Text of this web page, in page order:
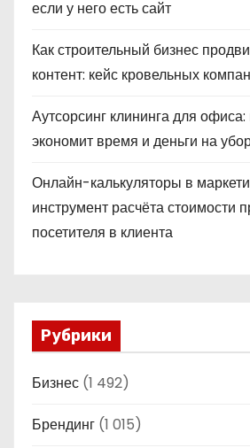
если у него есть сайт
Как строительный бизнес
контент: кейс кровельных
Аутсорсинг клининга для офиса:
экономит время и деньги на
Онлайн-калькуляторы в
инструмент расчёта стоимости
посетителя в клиента
Рубрики
Бизнес (1 492)
Брендинг (1 015)